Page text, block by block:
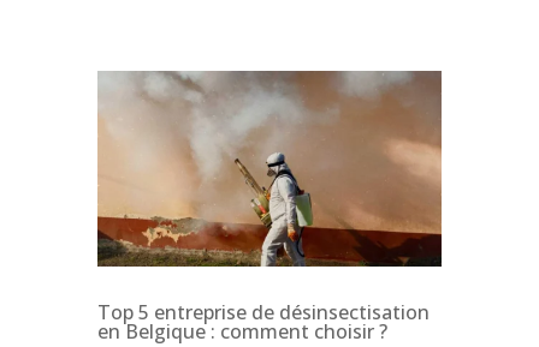
Top 5 entreprise de désinsectisation
en Belgique : comment choisir ?